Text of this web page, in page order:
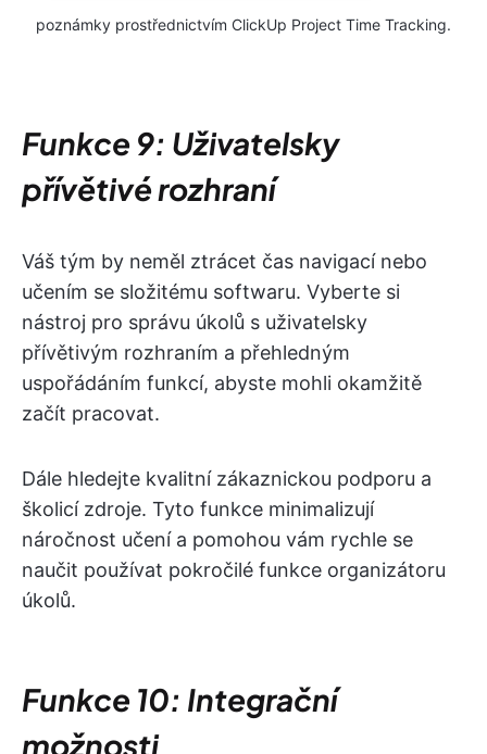
poznámky prostřednictvím ClickUp Project Time Tracking.
Funkce 9: Uživatelsky
přívětivé rozhraní
Váš tým by neměl ztrácet čas navigací nebo
učením se složitému softwaru. Vyberte si
nástroj pro správu úkolů s uživatelsky
přívětivým rozhraním a přehledným
uspořádáním funkcí, abyste mohli okamžitě
začít pracovat.
Dále hledejte kvalitní zákaznickou podporu a
školicí zdroje. Tyto funkce minimalizují
náročnost učení a pomohou vám rychle se
naučit používat pokročilé funkce organizátoru
úkolů.
Funkce 10: Integrační
možnosti